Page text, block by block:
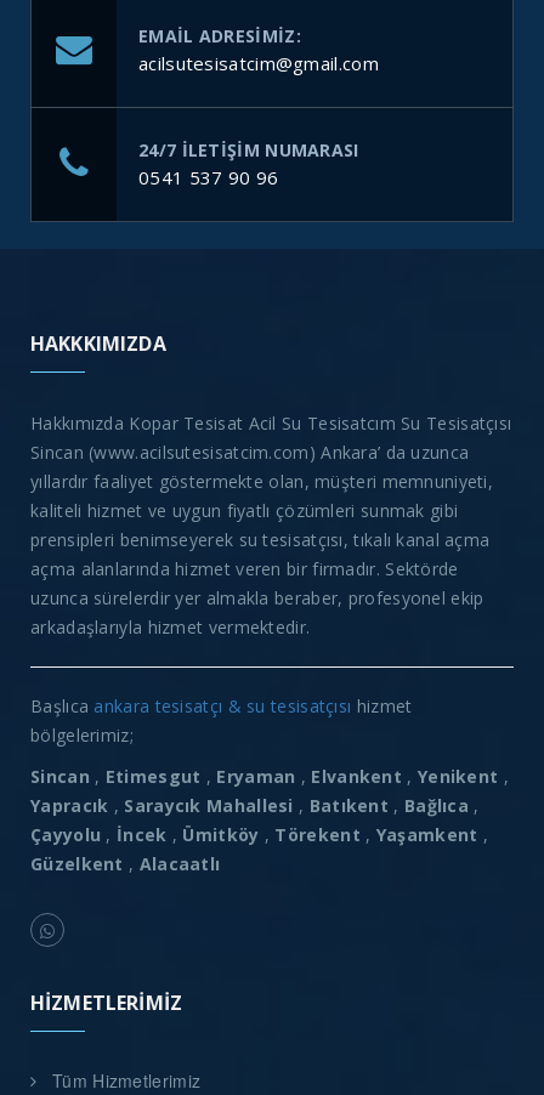
EMAIL ADRESIMIZ:
acilsutesisatcim@gmail.com
24/7 ILETIŞIM NUMARASI
0541 537 90 96
HAKKKIMIZDA
Hakkımızda Kopar Tesisat Acil Su Tesisatcım Su Tesisatçısı
Sincan (www.acilsutesisatcim.com) Ankara’ da uzunca
yıllardır faaliyet göstermekte olan, müşteri memnuniyeti,
kaliteli hizmet ve uygun fiyatlı çözümleri sunmak gibi
prensipleri benimseyerek su tesisatçısı, tıkalı kanal açma
açma alanlarında hizmet veren bir firmadır. Sektörde
uzunca sürelerdir yer almakla beraber, profesyonel ekip
arkadaşlarıyla hizmet vermektedir.
Başlıca ankara tesisatçı & su tesisatçısı hizmet
bölgelerimiz;
Sincan , Etimesgut , Eryaman , Elvankent , Yenikent ,
Yapracık , Saraycık Mahallesi , Batıkent , Bağlıca ,
Çayyolu , İncek , Ümitköy , Törekent , Yaşamkent ,
Güzelkent , Alacaatlı
HIZMETLERIMIZ
Tüm Hizmetlerimiz